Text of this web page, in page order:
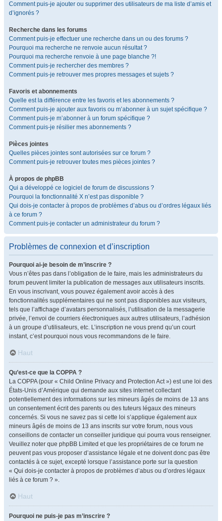
Comment puis-je ajouter ou supprimer des utilisateurs de ma liste d’amis et
d’ignorés ?
Recherche dans les forums
Comment puis-je effectuer une recherche dans un ou des forums ?
Pourquoi ma recherche ne renvoie aucun résultat ?
Pourquoi ma recherche renvoie à une page blanche ?!
Comment puis-je rechercher des membres ?
Comment puis-je retrouver mes propres messages et sujets ?
Favoris et abonnements
Quelle est la différence entre les favoris et les abonnements ?
Comment puis-je ajouter aux favoris ou m’abonner à un sujet spécifique ?
Comment puis-je m’abonner à un forum spécifique ?
Comment puis-je résilier mes abonnements ?
Pièces jointes
Quelles pièces jointes sont autorisées sur ce forum ?
Comment puis-je retrouver toutes mes pièces jointes ?
À propos de phpBB
Qui a développé ce logiciel de forum de discussions ?
Pourquoi la fonctionnalité X n’est pas disponible ?
Qui dois-je contacter à propos de problèmes d’abus ou d’ordres légaux liés
à ce forum ?
Comment puis-je contacter un administrateur du forum ?
Problèmes de connexion et d’inscription
Pourquoi ai-je besoin de m’inscrire ?
Vous n’êtes pas dans l’obligation de le faire, mais les administrateurs du
forum peuvent limiter la publication de messages aux utilisateurs inscrits.
En vous inscrivant, vous pouvez également avoir accès à des
fonctionnalités supplémentaires qui ne sont pas disponibles aux visiteurs,
tels que l’affichage d’avatars personnalisés, l’utilisation de la messagerie
privée, l’envoi de courriers électroniques aux autres utilisateurs, l’adhésion
à un groupe d’utilisateurs, etc. L’inscription ne vous prend qu’un court
instant, c’est pourquoi nous vous recommandons de le faire.
Haut
Qu’est-ce que la COPPA ?
La COPPA (pour « Child Online Privacy and Protection Act ») est une loi des
États-Unis d’Amérique qui demande aux sites internet collectant
potentiellement des informations sur les mineurs âgés de moins de 13 ans
un consentement écrit des parents ou des tuteurs légaux des mineurs
concernés. Si vous ne savez pas si cette loi s’applique également aux
mineurs âgés de moins de 13 ans inscrits sur votre forum, nous vous
conseillons de contacter un conseiller juridique qui pourra vous renseigner.
Veuillez noter que phpBB Limited et que les propriétaires de ce forum ne
peuvent pas vous proposer d’assistance légale et ne doivent donc pas être
contactés à ce sujet, excepté lorsque l’assistance porte sur la question
« Qui dois-je contacter à propos de problèmes d’abus ou d’ordres légaux
liés à ce forum ? ».
Haut
Pourquoi ne puis-je pas m’inscrire ?